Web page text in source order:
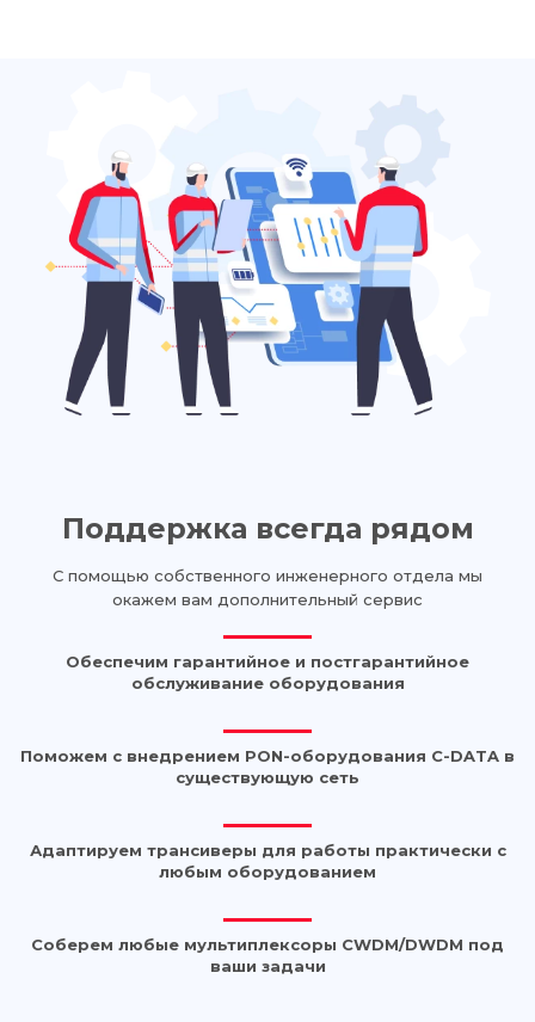
Поддержка всегда рядом
С помощью собственного инженерного отдела мы
окажем вам дополнительный сервис
Обеспечим гарантийное и постгарантийное
обслуживание оборудования
Поможем с внедрением PON-оборудования C-DATA в
существующую сеть
Адаптируем трансиверы для работы практически с
любым оборудованием
Соберем любые мультиплексоры CWDM/DWDM под
ваши задачи